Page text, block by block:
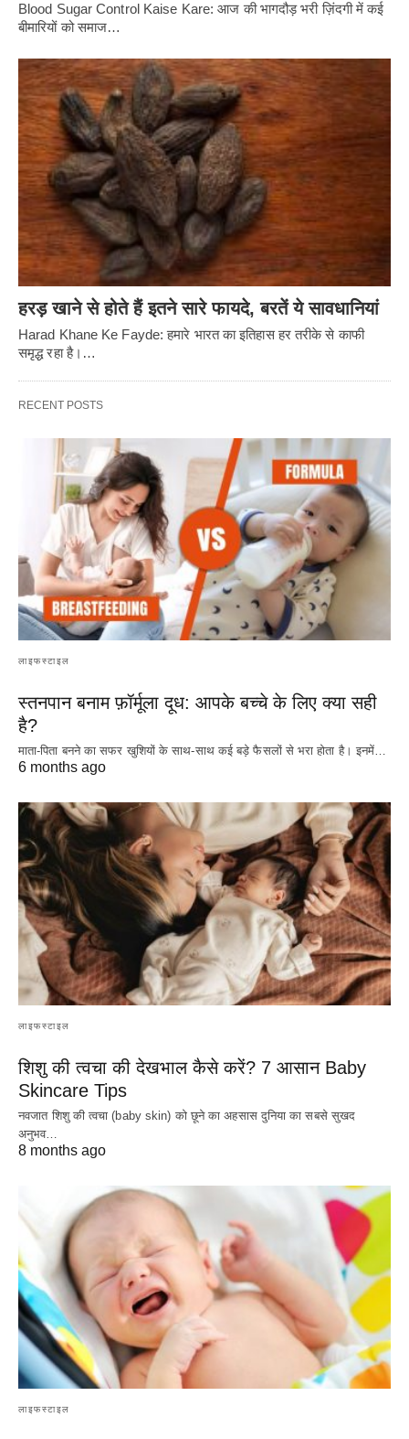
Blood Sugar Control Kaise Kare: आज की भागदौड़ भरी ज़िंदगी में कई
बीमारियों को समाज…
हरड़ खाने से होते हैं इतने सारे फायदे, बरतें ये सावधानियां
Harad Khane Ke Fayde: हमारे भारत का इतिहास हर तरीके से काफी
समृद्ध रहा है।…
RECENT POSTS
लाइफस्टाइल
स्तनपान बनाम फ़ॉर्मूला दूध: आपके बच्चे के लिए क्या सही
है?
माता-पिता बनने का सफर खुशियों के साथ-साथ कई बड़े फैसलों से भरा होता है। इनमें…
6 months ago
लाइफस्टाइल
शिशु की त्वचा की देखभाल कैसे करें? 7 आसान Baby
Skincare Tips
नवजात शिशु की त्वचा (baby skin) को छूने का अहसास दुनिया का सबसे सुखद
अनुभव…
8 months ago
लाइफस्टाइल